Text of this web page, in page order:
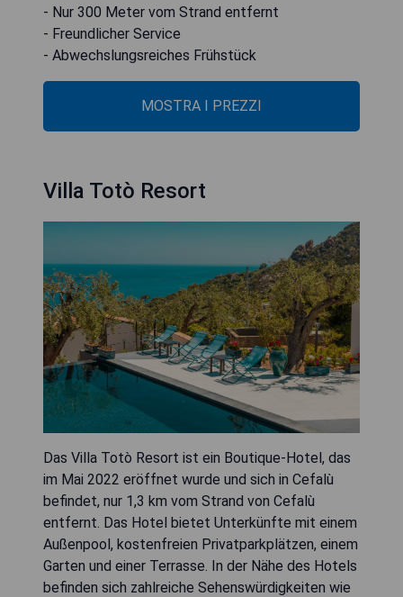
- Nur 300 Meter vom Strand entfernt
- Freundlicher Service
- Abwechslungsreiches Frühstück
MOSTRA I PREZZI
Villa Totò Resort
Das Villa Totò Resort ist ein Boutique-Hotel, das
im Mai 2022 eröffnet wurde und sich in Cefalù
befindet, nur 1,3 km vom Strand von Cefalù
entfernt. Das Hotel bietet Unterkünfte mit einem
Außenpool, kostenfreien Privatparkplätzen, einem
Garten und einer Terrasse. In der Nähe des Hotels
befinden sich zahlreiche Sehenswürdigkeiten wie